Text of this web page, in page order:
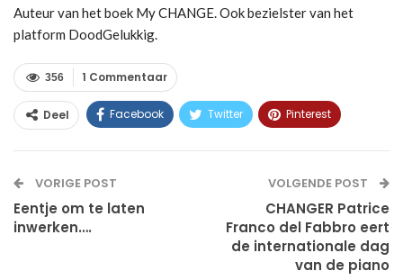
Auteur van het boek My CHANGE. Ook bezielster van het
platform DoodGelukkig.
1 Commentaar
356
Deel Facebook Twitter Pinterest
VORIGE POST
Eentje om te laten
inwerken….
VOLGENDE POST
CHANGER Patrice
Franco del Fabbro eert
de internationale dag
van de piano